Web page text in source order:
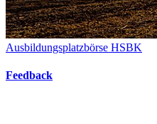
Ausbildungsplatzbörse HSBK
Feedback